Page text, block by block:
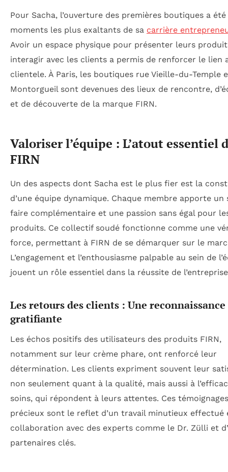
Pour Sacha, l’ouverture des premières boutiques a été
moments les plus exaltants de sa carrière
Avoir un espace physique pour présenter leurs
interagir avec les clients a permis de renforcer le lien
clientele. À Paris, les boutiques rue Vieille-du-Temple
Montorgueil sont devenues des lieux de rencontre,
et de découverte de la marque FIRN.
Valoriser l’équipe : L’atout essentiel
FIRN
Un des aspects dont Sacha est le plus fier est la
d’une équipe dynamique. Chaque membre apporte un
faire complémentaire et une passion sans égal pour
produits. Ce collectif soudé fonctionne comme une
force, permettant à FIRN de se démarquer sur le
L’engagement et l’enthousiasme palpable au sein de
jouent un rôle essentiel dans la réussite de
Les retours des clients : Une reconnaissance
gratifiante
Les échos positifs des utilisateurs des produits FIRN,
notamment sur leur crème phare, ont renforcé leur
détermination. Les clients expriment souvent leur
non seulement quant à la qualité, mais aussi à
soins, qui répondent à leurs attentes. Ces témoignages
précieux sont le reflet d’un travail minutieux effectué
collaboration avec des experts comme le Dr. Zülli et
partenaires clés.